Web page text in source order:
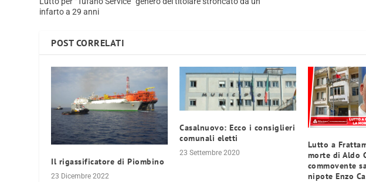
infarto a 29 anni
POST CORRELATI
Il rigassificatore di Piombino
23 Dicembre 2022
Casalnuovo: Ecco i consiglieri
comunali eletti
23 Settembre 2020
Lutto a
morte di Aldo
commovente
nipote Enzo